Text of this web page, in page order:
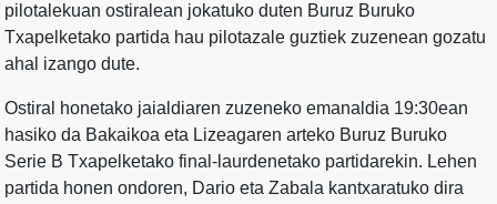
pilotalekuan ostiralean jokatuko duten Buruz Buruko
Txapelketako partida hau pilotazale guztiek zuzenean gozatu
ahal izango dute.
Ostiral honetako jaialdiaren zuzeneko emanaldia 19:30ean
hasiko da Bakaikoa eta Lizeagaren arteko Buruz Buruko
Serie B Txapelketako final-laurdenetako partidarekin. Lehen
partida honen ondoren, Dario eta Zabala kantxaratuko dira